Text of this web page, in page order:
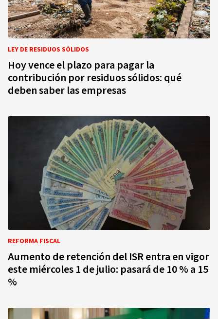
LEY DE RESIDUOS SÓLIDOS
Hoy vence el plazo para pagar la
contribución por residuos sólidos: qué
deben saber las empresas
REFORMA FISCAL
Aumento de retención del ISR entra en vigor
este miércoles 1 de julio: pasará de 10 % a 15
%